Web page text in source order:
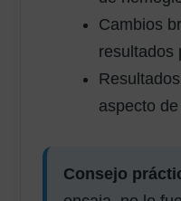
Cambios
resultados
aspecto
Consejo